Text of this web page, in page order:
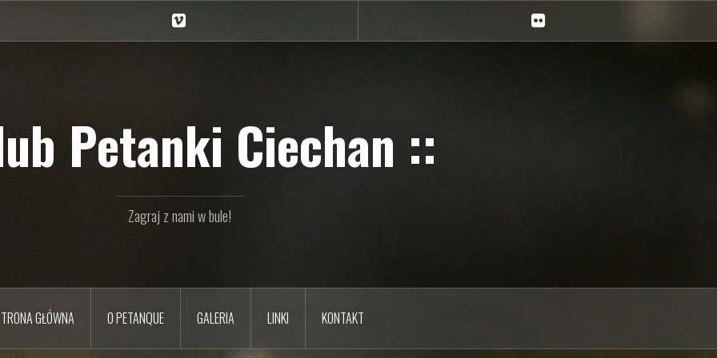
na
na
Petanki Ciechan ::
Zagraj z nami w bule!
GŁÓWNA O PETANQUE GALERIA LINKI KONTAKT